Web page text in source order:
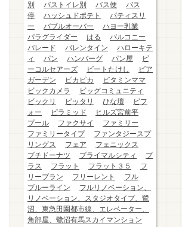
別
バストイレ別 バス便
バス
停
ハッシュドポテト
パティスリ
ー
バブルオーバー
ハヨー乳業
パラグライダー
はる
バルコニー
パレード
バレンタイン
ハローキテ
ィ
パン ハンバーグ パン屋
ビ
ーコルセアーズ
ビートたけし
ビア
ガーデン
ピカピカ
ビタミンママ
ビックカメラ
ビッグコミュニティ
ビックリ
ピッタリ ひな壇
ビフ
ォー
ピラミッド
ヒルズ宮前平
プール
ファクサイ
ファミリー
ファミリータイプ
ファンタジースプ
リングス
フェア
フェニックス
プチドーナツ
プライマルシティ
プ
ラス
フラット フラット３５
フ
リープラン
フリーレント
フル
ブルーライン
フルリノベーション、
リノベーション、スタジオタイプ、鷺
沼、東急田園都市線、エレベーター、
角部屋、鷺沼有馬スカイマンション